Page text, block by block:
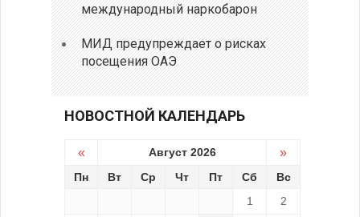
международный наркобарон
МИД предупреждает о рисках
посещения ОАЭ
НОВОСТНОЙ КАЛЕНДАРЬ
« Август 2026 »
Пн Вт Ср Чт Пт Сб
Вс
1
2